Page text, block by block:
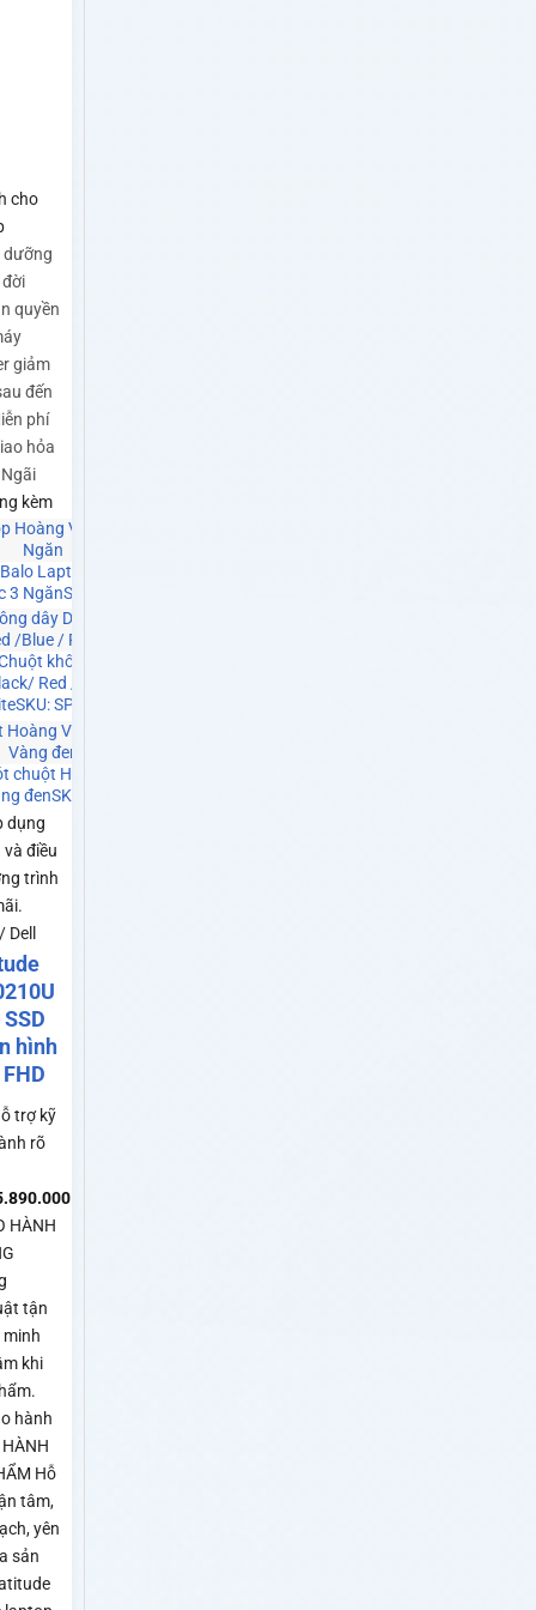
cho
dưỡng
quyền
giảm
đến
phí
hỏa
kèm
Balo Laptop Hoàng Vũ
3 NgănSKU: SP0141
không dây Dareu
Red /Blue / Pink /
SKU: SP0021
chuột Hoàng Vũ 25x30
đenSKU: SP0140
dụng
điều
trình
hình
trợ kỹ
rõ
HÀNH
tận
khi
hành
Hỗ
tâm,
yên
sản